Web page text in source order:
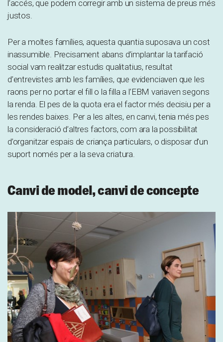
l’accés, que podem corregir amb un sistema de preus més
justos.
Per a moltes famílies, aquesta quantia suposava un cost
inassumible. Precisament abans d’implantar la tarifació
social vam realitzar estudis qualitatius, resultat
d’entrevistes amb les famílies, que evidenciaven que les
raons per no portar el fill o la filla a l’EBM variaven segons
la renda. El pes de la quota era el factor més decisiu per a
les rendes baixes. Per a les altes, en canvi, tenia més pes
la consideració d’altres factors, com ara la possibilitat
d’organitzar espais de criança particulars, o disposar d’un
suport només per a la seva criatura.
Canvi de model, canvi de concepte